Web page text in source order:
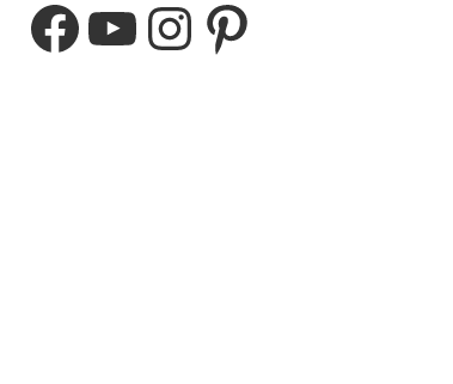
Facebook
YouTube
Instagram
Pinterest